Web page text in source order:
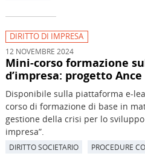
DIRITTO DI IMPRESA
12 NOVEMBRE 2024
Mini-corso formazione
d’impresa: progetto Ance
Disponibile sulla piattaforma e-
corso di formazione di base in
gestione della crisi per lo
impresa”.
DIRITTO SOCIETARIO PROCEDURE